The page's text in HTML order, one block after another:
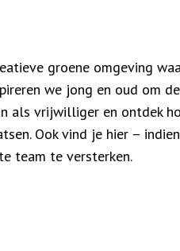
groene omgeving
we jong en oud om
als vrijwilliger en ontdek
Ook vind je hier –
team te versterken.